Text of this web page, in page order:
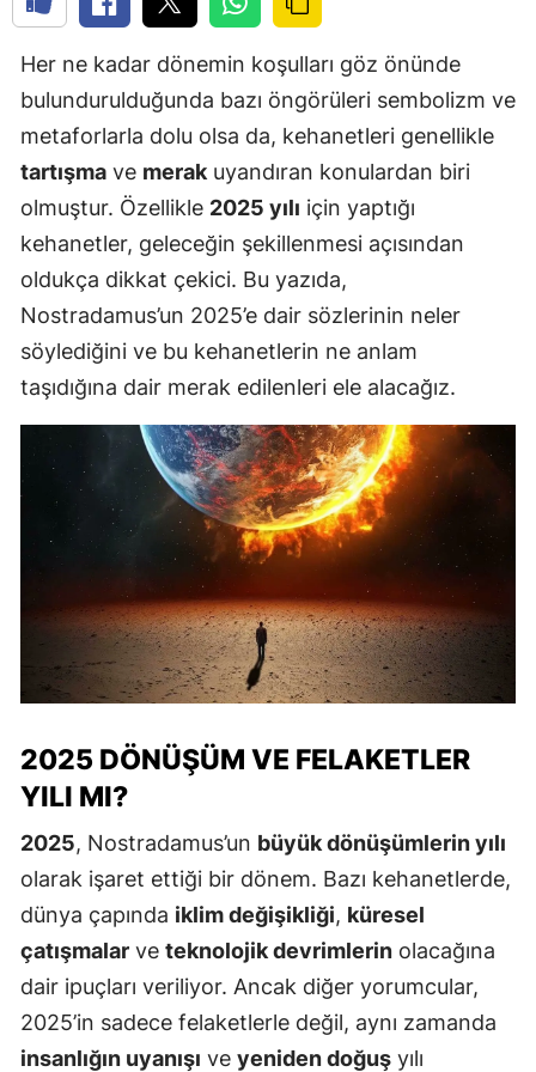
Her ne kadar dönemin koşulları göz önünde
bulundurulduğunda bazı öngörüleri sembolizm ve
metaforlarla dolu olsa da, kehanetleri genellikle
tartışma ve merak uyandıran konulardan biri
olmuştur. Özellikle 2025 yılı için yaptığı
kehanetler, geleceğin şekillenmesi açısından
oldukça dikkat çekici. Bu yazıda,
Nostradamus’un 2025’e dair sözlerinin neler
söylediğini ve bu kehanetlerin ne anlam
taşıdığına dair merak edilenleri ele alacağız.
2025 DÖNÜŞÜM VE FELAKETLER
YILI MI?
2025, Nostradamus’un büyük dönüşümlerin yılı
olarak işaret ettiği bir dönem. Bazı kehanetlerde,
dünya çapında iklim değişikliği, küresel
çatışmalar ve teknolojik devrimlerin olacağına
dair ipuçları veriliyor. Ancak diğer yorumcular,
2025’in sadece felaketlerle değil, aynı zamanda
insanlığın uyanışı ve yeniden doğuş yılı